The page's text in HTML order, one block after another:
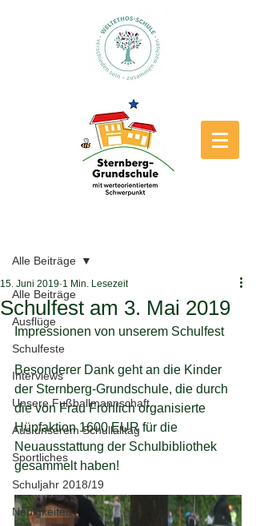
Alle Beiträge
Ausflüge
Schulfeste
Interviews
Unsere Fußballmannschaft
Aus unserem Schullalltag
Sportliches
Schuljahr 2018/19
Neuigkeiten
Alle Beiträge
Schulfest am 3. Mai 2019
15. Juni 2019 1 Min. Lesezeit
Impressionen von unserem Schulfest
Besonderer Dank geht an die Kinder
der Sternberg-Grundschule, die durch
die von Frau Fröhlich organisierte
Hüpfaktion 1600 EUR für die
Neuausstattung der Schulbibliothek
gesammelt haben!